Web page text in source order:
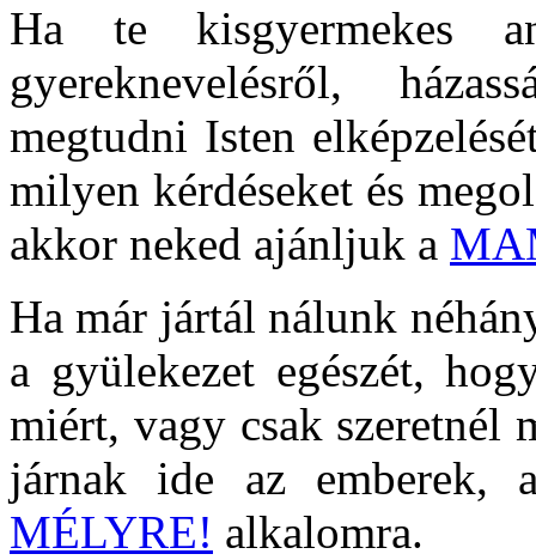
Ha te kisgyermekes
gyereknevelésről,
megtudni Isten
milyen kérdéseket és
akkor neked ajánljuk a
Ha már jártál nálunk
a gyülekezet egészét,
miért, vagy csak szeretnél
járnak ide az
MÉLYRE! alkalomra.